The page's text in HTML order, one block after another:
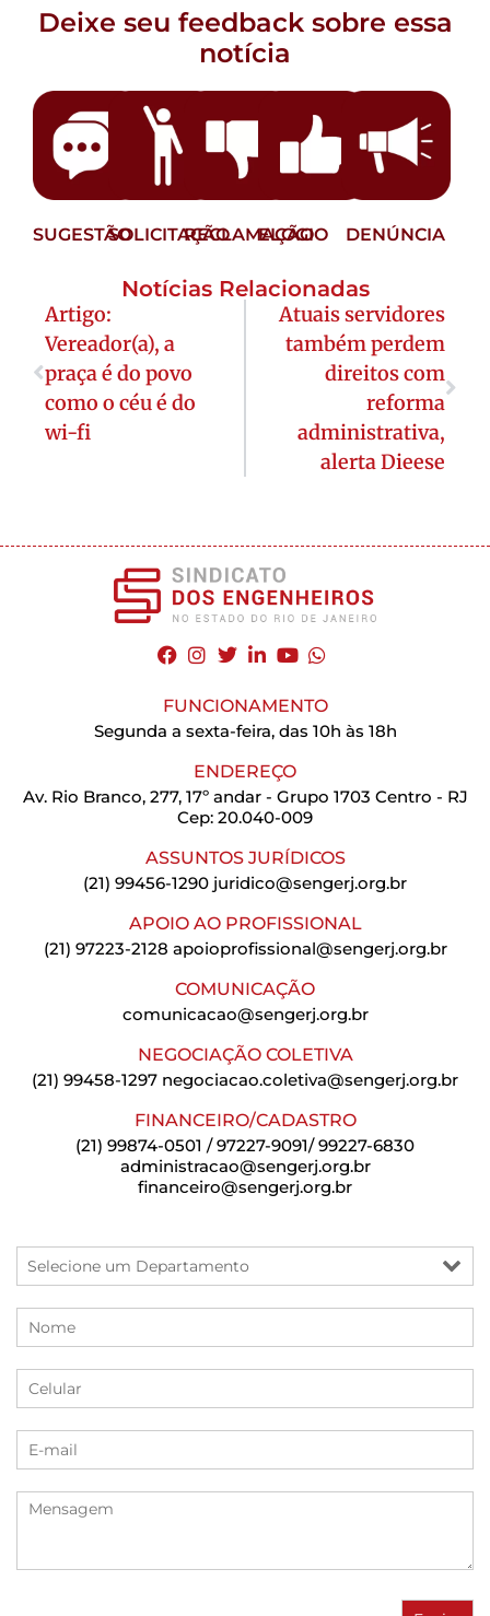
Deixe seu feedback sobre essa
notícia
SUGESTÃOSOLICITAÇÃORECLAMAÇÃO
ELOGIO DENÚNCIA
Notícias Relacionadas
Artigo:
Vereador(a), a
praça é do povo
como o céu é do
wi-fi
Atuais servidores
também perdem
direitos com
reforma
administrativa,
alerta Dieese
FUNCIONAMENTO
Segunda a sexta-feira, das 10h às 18h
ENDEREÇO
Av. Rio Branco, 277, 17º andar - Grupo 1703 Centro - RJ
Cep: 20.040-009
ASSUNTOS JURÍDICOS
(21) 99456-1290 juridico@sengerj.org.br
APOIO AO PROFISSIONAL
(21) 97223-2128 apoioprofissional@sengerj.org.br
COMUNICAÇÃO
comunicacao@sengerj.org.br
NEGOCIAÇÃO COLETIVA
(21) 99458-1297 negociacao.coletiva@sengerj.org.br
FINANCEIRO/CADASTRO
(21) 99874-0501 / 97227-9091/ 99227-6830
administracao@sengerj.org.br
financeiro@sengerj.org.br